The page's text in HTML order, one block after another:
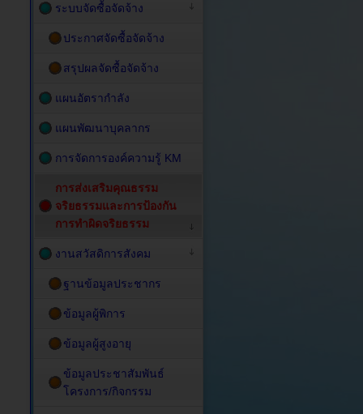
ระบบจัดซื้อจัดจ้าง
ประกาศจัดซื้อจัดจ้าง
สรุปผลจัดซื้อจัดจ้าง
แผนอัตรากำลัง
แผนพัฒนาบุคลากร
การจัดการองค์ความรู้ KM
การส่งเสริมคุณธรรม
จริยธรรมและการป้องกัน
การทำผิดจริยธรรม
งานสวัสดิการสังคม
ฐานข้อมูลประชากร
ข้อมูลผู้พิการ
ข้อมูลผู้สูงอายุ
ข้อมูลประชาสัมพันธ์
โครงการ/กิจกรรม